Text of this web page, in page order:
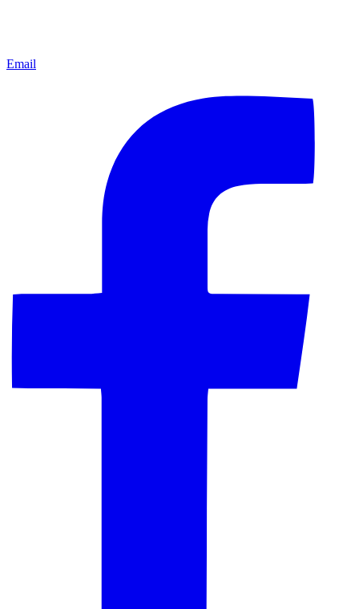
Email